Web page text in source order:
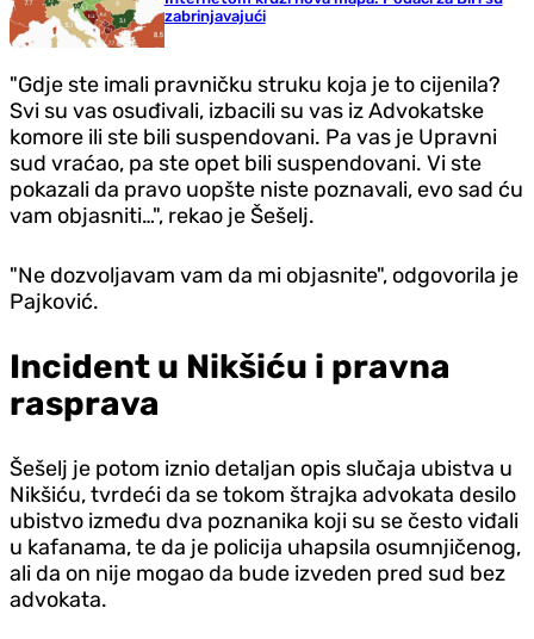
zabrinjavajući
"Gdje ste imali pravničku struku koja je to cijenila?
Svi su vas osuđivali, izbacili su vas iz Advokatske
komore ili ste bili suspendovani. Pa vas je Upravni
sud vraćao, pa ste opet bili suspendovani. Vi ste
pokazali da pravo uopšte niste poznavali, evo sad ću
vam objasniti…", rekao je Šešelj.
"Ne dozvoljavam vam da mi objasnite", odgovorila je
Pajković.
Incident u Nikšiću i pravna
rasprava
Šešelj je potom iznio detaljan opis slučaja ubistva u
Nikšiću, tvrdeći da se tokom štrajka advokata desilo
ubistvo između dva poznanika koji su se često viđali
u kafanama, te da je policija uhapsila osumnjičenog,
ali da on nije mogao da bude izveden pred sud bez
advokata.